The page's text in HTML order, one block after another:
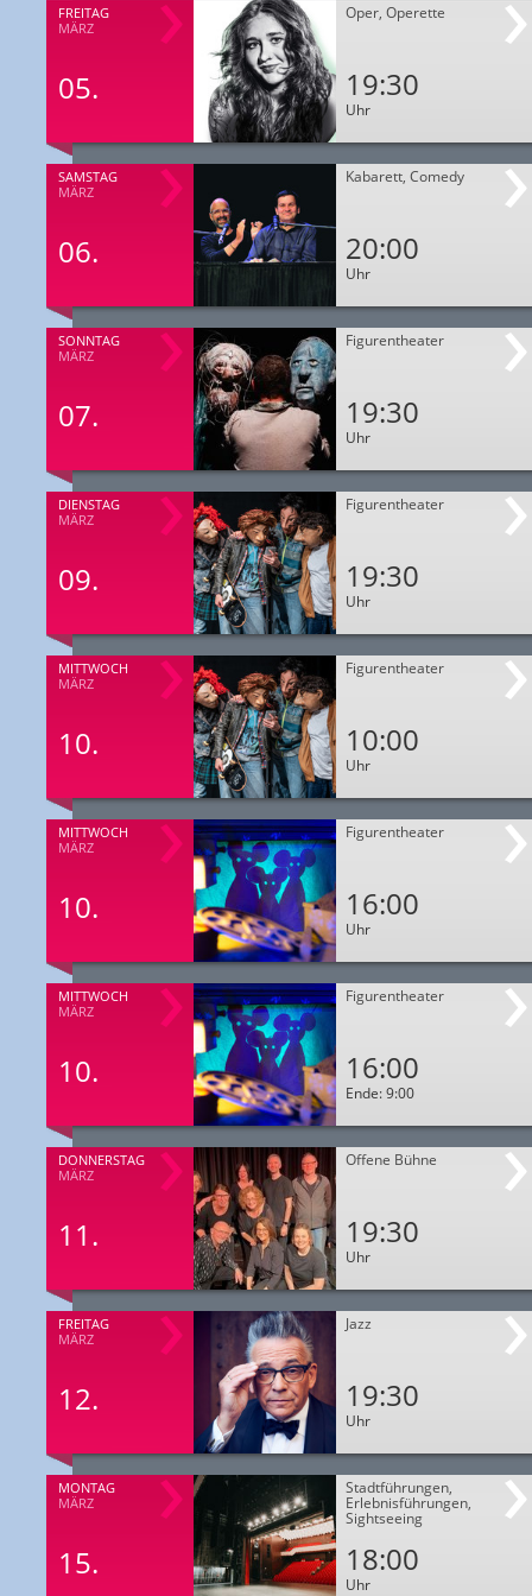
FREITAG
MÄRZ
05.
Oper, Operette
19:30
Uhr
SAMSTAG
MÄRZ
06.
Kabarett, Comedy
20:00
Uhr
SONNTAG
MÄRZ
07.
Figurentheater
19:30
Uhr
DIENSTAG
MÄRZ
09.
Figurentheater
19:30
Uhr
MITTWOCH
MÄRZ
10.
Figurentheater
10:00
Uhr
MITTWOCH
MÄRZ
10.
Figurentheater
16:00
Uhr
MITTWOCH
MÄRZ
10.
Figurentheater
16:00
Ende: 9:00
DONNERSTAG
MÄRZ
11.
Offene Bühne
19:30
Uhr
FREITAG
MÄRZ
12.
Jazz
19:30
Uhr
MONTAG
MÄRZ
15.
Stadtführungen,
Erlebnisführungen,
Sightseeing
18:00
Uhr